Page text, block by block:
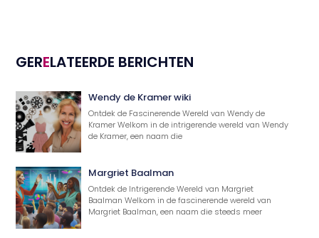
GERELATEERDE BERICHTEN
Wendy de Kramer wiki
Ontdek de Fascinerende Wereld van Wendy de
Kramer Welkom in de intrigerende wereld van Wendy
de Kramer, een naam die
Margriet Baalman
Ontdek de Intrigerende Wereld van Margriet
Baalman Welkom in de fascinerende wereld van
Margriet Baalman, een naam die steeds meer